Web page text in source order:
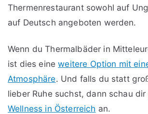
Thermenrestaurant sowohl auf
auf Deutsch angeboten werden.
Wenn du Thermalbäder in
ist dies eineweitere Option mit
Atmosphäre. Und falls du statt
lieber Ruhe suchst, dann schau dir
Wellness in Österreich an.